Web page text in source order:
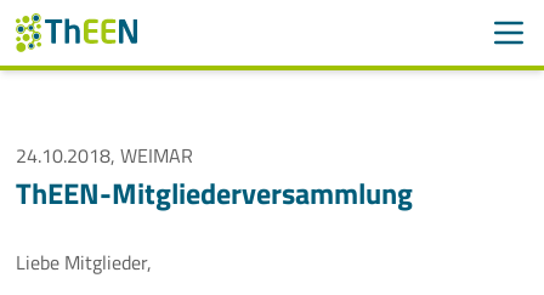
Navigation überspringen
ThEEN
24.10.2018, WEIMAR
ThEEN-Mitgliederversammlung
Liebe Mitglieder,